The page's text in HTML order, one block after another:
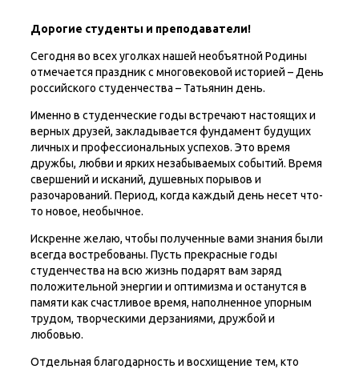
Дорогие студенты и преподаватели!
Сегодня во всех уголках нашей необъятной Родины
отмечается праздник с многовековой историей – День
российского студенчества – Татьянин день.
Именно в студенческие годы встречают настоящих и
верных друзей, закладывается фундамент будущих
личных и профессиональных успехов. Это время
дружбы, любви и ярких незабываемых событий. Время
свершений и исканий, душевных порывов и
разочарований. Период, когда каждый день несет что-
то новое, необычное.
Искренне желаю, чтобы полученные вами знания были
всегда востребованы. Пусть прекрасные годы
студенчества на всю жизнь подарят вам заряд
положительной энергии и оптимизма и останутся в
памяти как счастливое время, наполненное упорным
трудом, творческими дерзаниями, дружбой и
любовью.
Отдельная благодарность и восхищение тем, кто